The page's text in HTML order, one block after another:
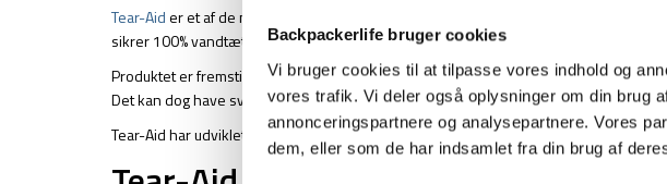
Backpackerlife bruger cookies
Vi bruger cookies til at tilpasse vores indhold og
vores trafik. Vi deler også oplysninger om din brug
annonceringspartnere og analysepartnere. Vores
dem, eller som de har indsamlet fra din brug af
Tear-Aider et af de mest pålidelige reperationsprodukter til outdoor-udstyr,
sikrer 100% vandtæt og lufttæt forsegling på alt lige fra tøj tiloppusteligt udstyr
Produktet er fremstillet i et ekstremt slidstærkt og samtidigt elastisk materiale, der
Det kan dog have svært ved at binde sig silikonebelagte stoffer.
Tear-Aid har udviklet to produkter der virker på hvert sit materiale. Det er derfor